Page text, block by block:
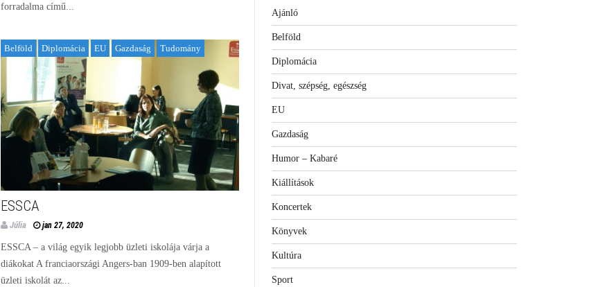
forradalma című...
Belföld Diplomácia EU Gazdaság Tudomány
ESSCA
Júlia jan 27, 2020
ESSCA – a világ egyik legjobb üzleti iskolája várja a
diákokat A franciaországi Angers-ban 1909-ben alapított
üzleti iskolát az...
Ajánló
Belföld
Diplomácia
Divat, szépség, egészség
EU
Gazdaság
Humor – Kabaré
Kiállítások
Koncertek
Könyvek
Kultúra
Sport